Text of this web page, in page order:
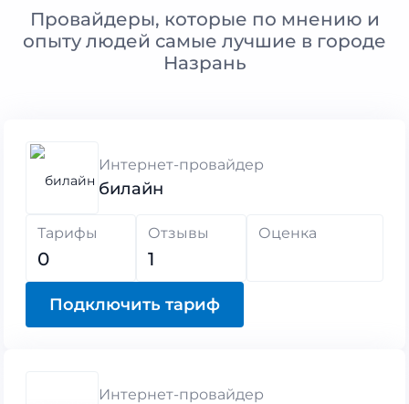
Провайдеры, которые по мнению и
опыту людей самые лучшие в городе
Назрань
Интернет-провайдер
билайн
Тарифы
0
Отзывы
1
Оценка
Подключить тариф
Интернет-провайдер